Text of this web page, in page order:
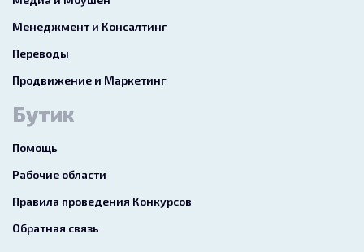
Менеджмент и Консалтинг
Переводы
Продвижение и Маркетинг
Бутик
Помощь
Рабочие области
Правила проведения Конкурсов
Обратная связь